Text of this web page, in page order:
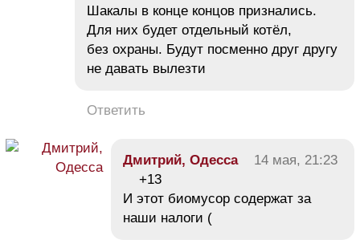
Шакалы в конце концов признались.
Для них будет отдельный котёл,
без охраны. Будут посменно друг другу
не давать вылезти
Ответить
Дмитрий, Одесса
14 мая, 21:23
+13
И этот биомусор содержат за
наши налоги (